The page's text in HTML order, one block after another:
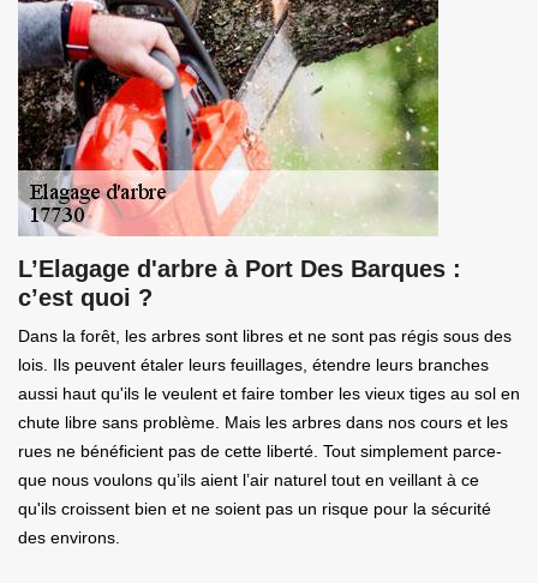
L’Elagage d'arbre à Port Des Barques :
c’est quoi ?
Dans la forêt, les arbres sont libres et ne sont pas régis sous des
lois. Ils peuvent étaler leurs feuillages, étendre leurs branches
aussi haut qu'ils le veulent et faire tomber les vieux tiges au sol en
chute libre sans problème. Mais les arbres dans nos cours et les
rues ne bénéficient pas de cette liberté. Tout simplement parce-
que nous voulons qu’ils aient l’air naturel tout en veillant à ce
qu'ils croissent bien et ne soient pas un risque pour la sécurité
des environs.